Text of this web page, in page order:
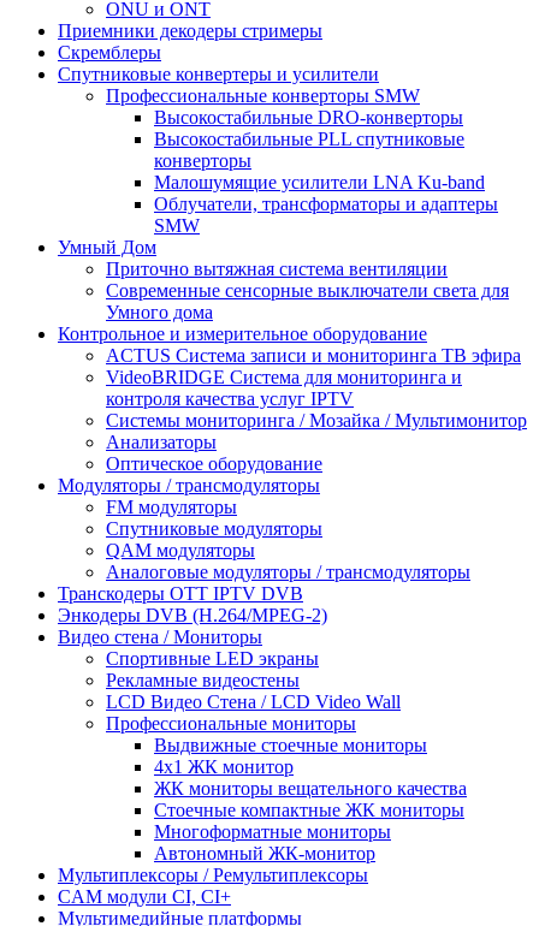
ONU и ONT
Приемники декодеры стримеры
Скремблеры
Спутниковые конвертеры и усилители
Профессиональные конверторы SMW
Высокостабильные DRO-конверторы
Высокостабильные PLL спутниковые
конверторы
Малошумящие усилители LNA Ku-band
Облучатели, трансформаторы и адаптеры
SMW
Умный Дом
Приточно вытяжная система вентиляции
Современные сенсорные выключатели света для
Умного дома
Контрольное и измерительное оборудование
ACTUS Система записи и мониторинга ТВ эфира
VideoBRIDGE Система для мониторинга и
контроля качества услуг IPTV
Системы мониторинга / Мозайка / Mультимонитор
Анализаторы
Оптическое оборудование
Модуляторы / трансмодуляторы
FM модуляторы
Спутниковые модуляторы
QAM модуляторы
Аналоговые модуляторы / трансмодуляторы
Транскодеры OTT IPTV DVB
Энкодеры DVB (H.264/MPEG-2)
Видео стена / Мониторы
Спортивные LED экраны
Рекламные видеостены
LCD Видео Cтена / LCD Video Wall
Профессиональные мониторы
Выдвижные стоечные мониторы
4x1 ЖК монитор
ЖК мониторы вещательного качества
Стоечные компактные ЖК мониторы
Многоформатные мониторы
Автономный ЖК-монитор
Мультиплексоры / Ремультиплексоры
CAM модули CI, CI+
Мультимедийные платформы